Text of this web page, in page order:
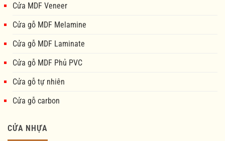
Cửa MDF Veneer
Cửa gỗ MDF Melamine
Cửa gỗ MDF Laminate
Cửa gỗ MDF Phủ PVC
Cửa gỗ tự nhiên
Cửa gỗ carbon
CỬA NHỰA